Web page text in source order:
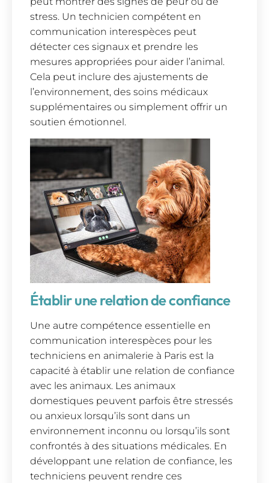
stress. Un technicien compétent en
communication interespèces peut
détecter ces signaux et prendre les
mesures appropriées pour aider l’animal.
Cela peut inclure des ajustements de
l’environnement, des soins médicaux
supplémentaires ou simplement offrir un
soutien émotionnel.
Établir une relation de confiance
Une autre compétence essentielle en
communication interespèces pour les
techniciens en animalerie à Paris est la
capacité à établir une relation de confiance
avec les animaux. Les animaux
domestiques peuvent parfois être stressés
ou anxieux lorsqu’ils sont dans un
environnement inconnu ou lorsqu’ils sont
confrontés à des situations médicales. En
développant une relation de confiance, les
techniciens peuvent rendre ces